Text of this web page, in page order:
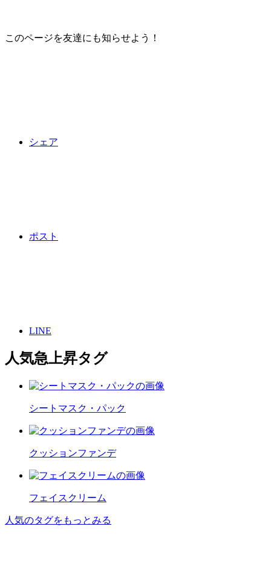
このページを友達にも知らせよう！
シェア
ポスト
LINE
人気急上昇タグ
シートマスク・パック
クッションファンデ
フェイスクリーム
人気のタグをもっとみる